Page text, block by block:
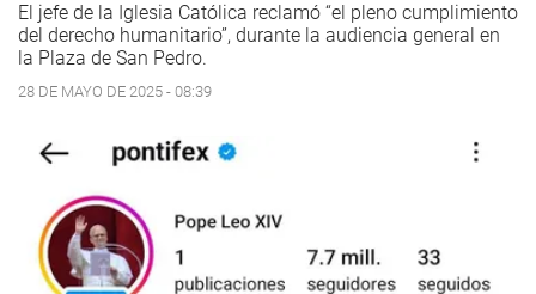
El jefe de la Iglesia Católica reclamó “el pleno cumplimiento
del derecho humanitario”, durante la audiencia general en
la Plaza de San Pedro.
28 DE MAYO DE 2025 - 08:39